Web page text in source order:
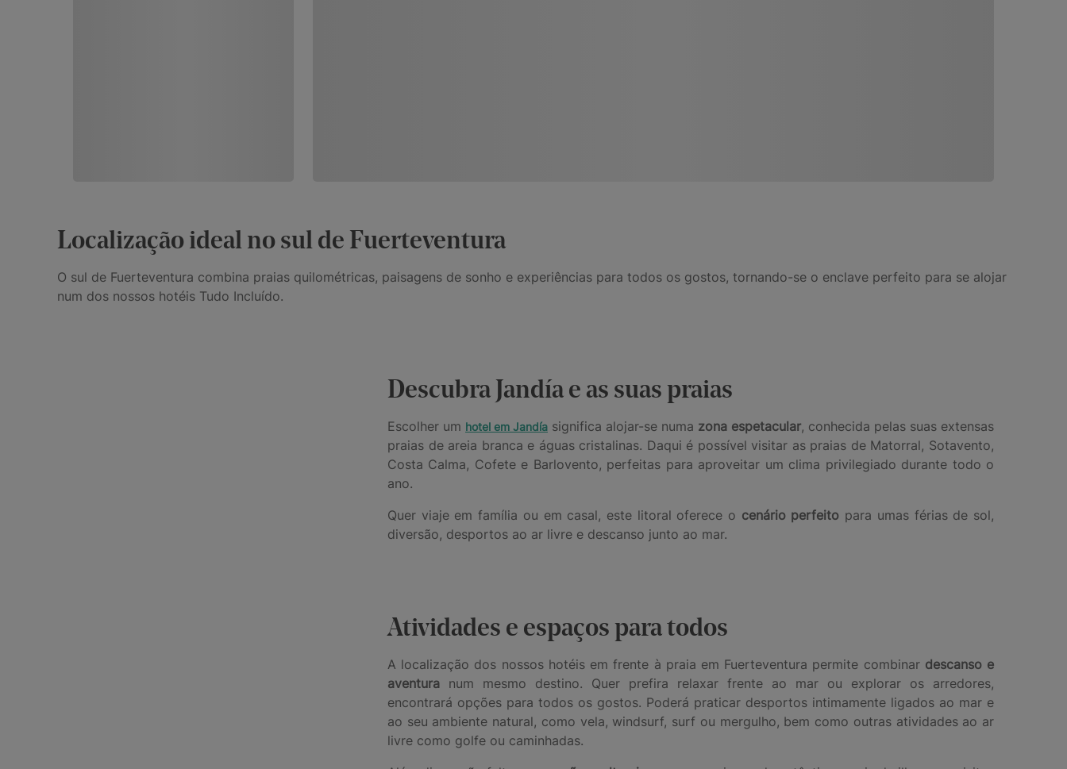
Localização ideal no sul de Fuerteventura
O sul de Fuerteventura combina praias quilométricas, paisagens de sonho e experiências para todos os gostos, tornando-se o enclave perfeito para se alojar
num dos nossos hotéis Tudo Incluído.
Descubra Jandía e as suas praias
Escolher um hotel em Jandía significa alojar-se numa zona espetacular, conhecida pelas suas extensas
praias de areia branca e águas cristalinas. Daqui é possível visitar as praias de Matorral, Sotavento,
Costa Calma, Cofete e Barlovento, perfeitas para aproveitar um clima privilegiado durante todo o
ano.
Quer viaje em família ou em casal, este litoral oferece o cenário perfeito para umas férias de sol,
diversão, desportos ao ar livre e descanso junto ao mar.
Atividades e espaços para todos
A localização dos nossos hotéis em frente à praia em Fuerteventura permite combinar descanso e
aventura num mesmo destino. Quer prefira relaxar frente ao mar ou explorar os arredores,
encontrará opções para todos os gostos. Poderá praticar desportos intimamente ligados ao mar e
ao seu ambiente natural, como vela, windsurf, surf ou mergulho, bem como outras atividades ao ar
livre como golfe ou caminhadas.